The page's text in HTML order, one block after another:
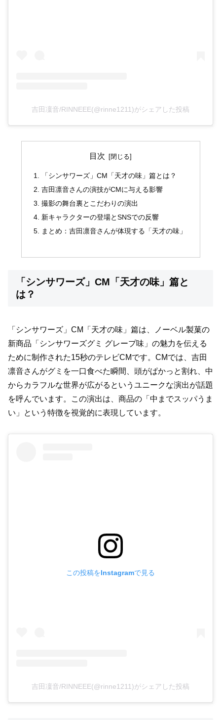
吉田凜音/RINNEEE(@rinne1211)がシェアした投稿
目次
「シンサワーズ」CM「天才の味」篇とは？
吉田凛音さんの演技がCMに与える影響
撮影の舞台裏とこだわりの演出
新キャラクターの登場とSNSでの反響
まとめ：吉田凛音さんが体現する「天才の味」
「シンサワーズ」CM「天才の味」篇と
は？
「シンサワーズ」CM「天才の味」篇は、ノーベル製菓の
新商品「シンサワーズグミ グレープ味」の魅力を伝える
ために制作された15秒のテレビCMです。CMでは、吉田
凛音さんがグミを一口食べた瞬間、頭がぱかっと割れ、中
からカラフルな世界が広がるというユニークな演出が話題
を呼んでいます。この演出は、商品の「中までスッパうま
い」という特徴を視覚的に表現しています。
この投稿をInstagramで見る
吉田凜音/RINNEEE(@rinne1211)がシェアした投稿